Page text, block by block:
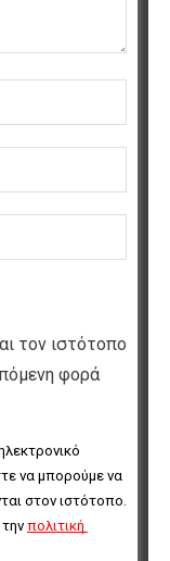
τον ιστότοπο
φορά
να μπορούμε να
στον ιστότοπο.
πολιτική